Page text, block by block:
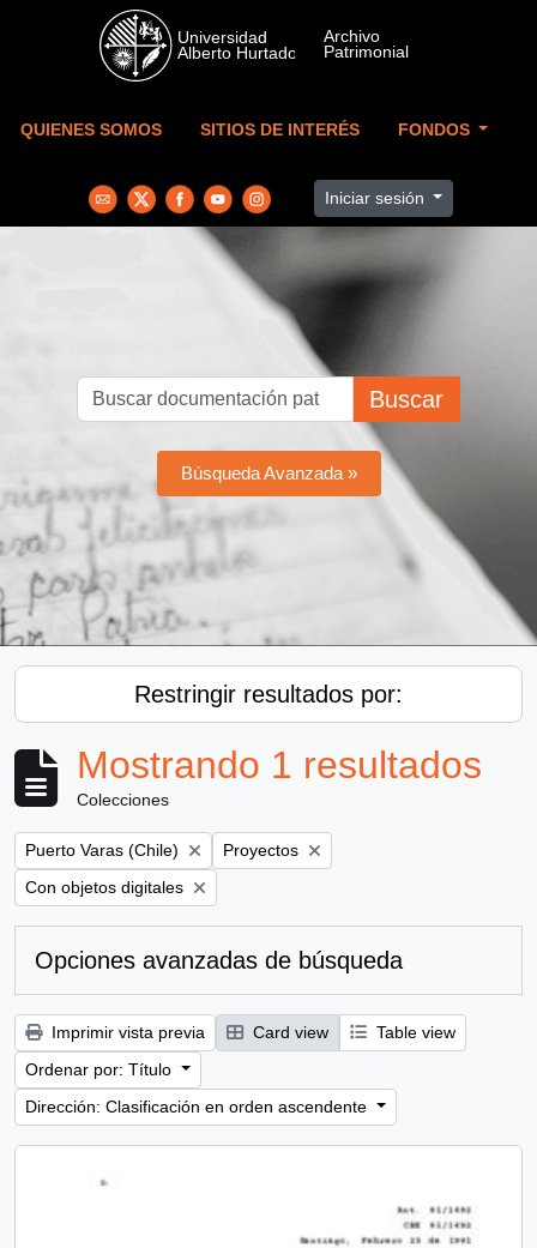
Skip to main content
QUIENES SOMOS SITIOS DE INTERÉS FONDOS
Iniciar sesión
Buscar
Búsqueda Avanzada »
Restringir resultados por:
Mostrando 1 resultados
Colecciones
Remove filter:
Puerto Varas (Chile) Remove filter:
Proyectos
Remove filter:
Con objetos digitales
Opciones avanzadas de búsqueda
Imprimir vista previa Card view
Table view
Ordenar por: Título
Dirección: Clasificación en orden ascendente